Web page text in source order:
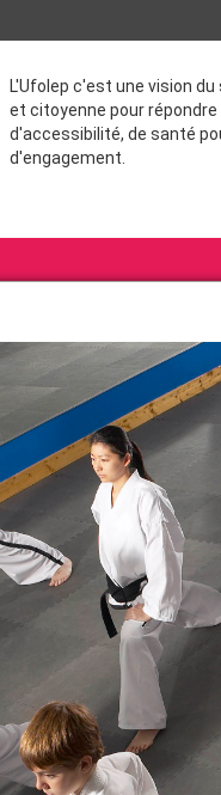
L'Ufolep c'est une vision
et citoyenne pour
d'accessibilité, de santé
d'engagement.